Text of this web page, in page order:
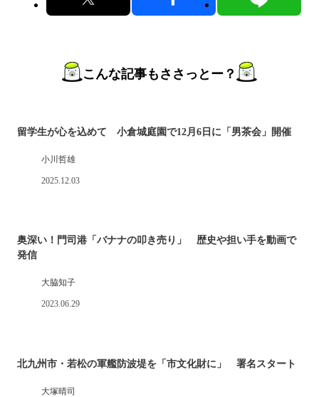
こんな記事もささっとー？
留学生が心を込めて 小倉城庭園で12月6日に「男茶会」開催
小川哲雄
2025.12.03
奥深い！門司港「バナナの叩き売り」 歴史や担い手を動画で
発信
大脇知子
2023.06.29
北九州市・若松の軍艦防波堤を「市文化財に」 署名スタート
大塚晴司